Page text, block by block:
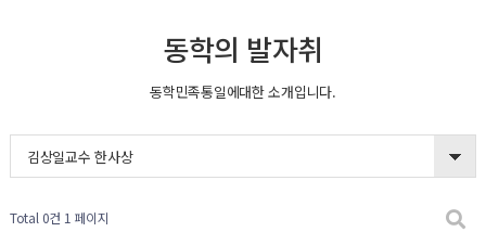
동학의 발자취
동학민족통일에대한 소개입니다.
김상일교수 한사상
Total 0건 1 페이지